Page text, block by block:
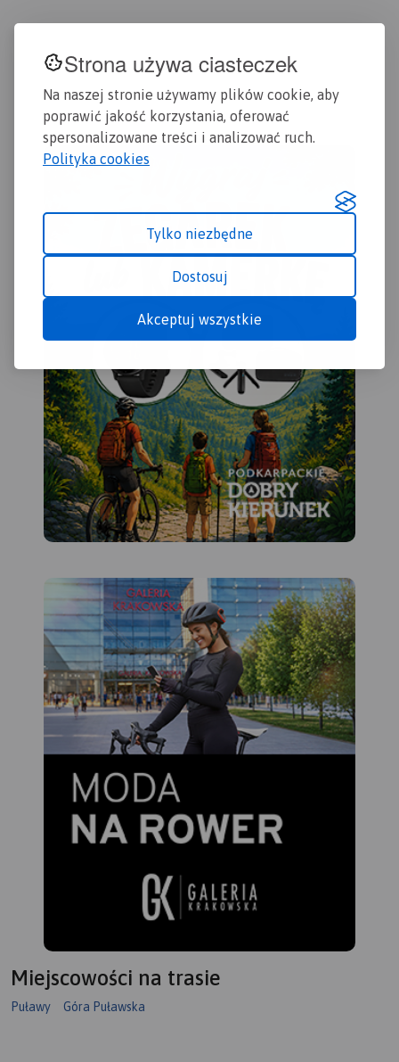
Strona używa ciasteczek
Na naszej stronie używamy plików cookie, aby
poprawić jakość korzystania, oferować
spersonalizowane treści i analizować ruch.
Polityka cookies
Tylko niezbędne
Dostosuj
Akceptuj wszystkie
zasięgiem obejmuje także
Krajobrazowy, Nałęczów i
Miejscowości na trasie
Puławy Góra Puławska